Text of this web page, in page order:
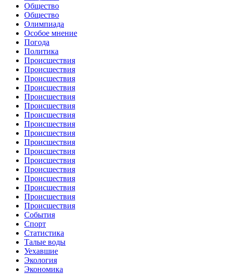
Общество
Общество
Олимпиада
Особое мнение
Погода
Политика
Происшествия
Происшествия
Происшествия
Происшествия
Происшествия
Происшествия
Происшествия
Происшествия
Происшествия
Происшествия
Происшествия
Происшествия
Происшествия
Происшествия
Происшествия
Происшествия
Происшествия
События
Спорт
Статистика
Талые воды
Уехавшие
Экология
Экономика